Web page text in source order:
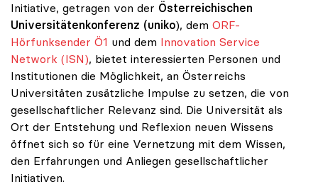
Initiative, getragen von der Österreichischen
Universitätenkonferenz (uniko), dem ORF-
Hörfunksender Ö1 und dem Innovation Service
Network (ISN), bietet interessierten Personen und
Institutionen die Möglichkeit, an Österreichs
Universitäten zusätzliche Impulse zu setzen, die von
gesellschaftlicher Relevanz sind. Die Universität als
Ort der Entstehung und Reflexion neuen Wissens
öffnet sich so für eine Vernetzung mit dem Wissen,
den Erfahrungen und Anliegen gesellschaftlicher
Initiativen.